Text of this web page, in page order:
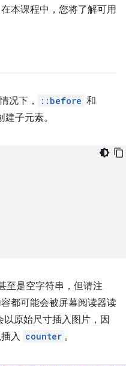
本课程中，您将了解可用
况下， ::before 和
子元素。
至是空字符串，但请注
都可能会被屏幕阅读器读
以原始尺寸插入图片，因
入 counter 。